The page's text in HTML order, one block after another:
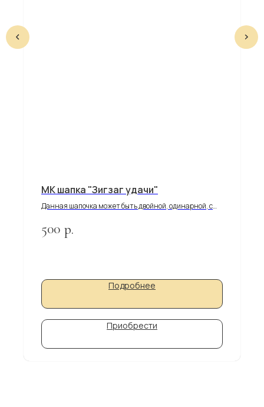
МК шапка "Зигзаг удачи"
Данная шапочка может быть двойной, одинарной, с
женской и детской в зависимости от цвета и декора.
500 р.
Подробнее
Приобрести